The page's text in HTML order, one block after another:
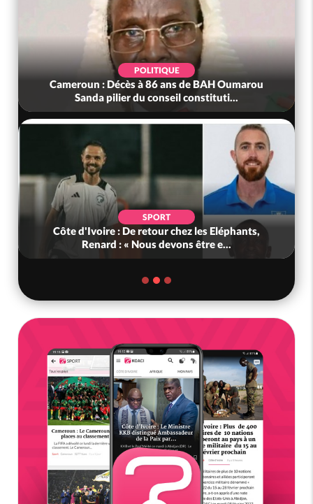
POLITIQUE
Cameroun : Décès à 86 ans de BAH Oumarou
Sanda pilier du conseil constituti...
SPORT
Côte d'Ivoire : De retour chez les Eléphants,
Renard : « Nous devons être e...